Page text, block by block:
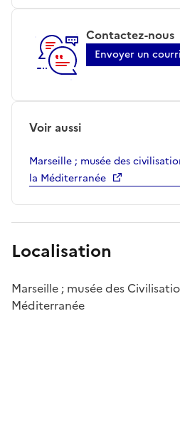
Contactez-nous
Envoyer un
Voir aussi
Marseille ; musée des
la Méditerranée
Localisation
Marseille ; musée des
Méditerranée